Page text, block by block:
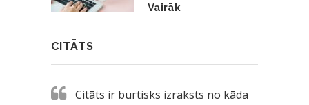
Vairāk
CITĀTS
Citāts ir burtisks izraksts no kāda